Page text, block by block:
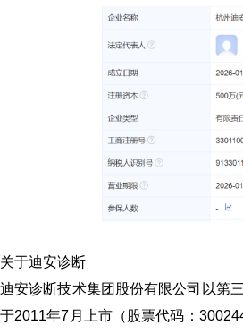
关于迪安诊断
迪安诊断技术集团股份有限公司以第
于2011年7月上市（股票代码：